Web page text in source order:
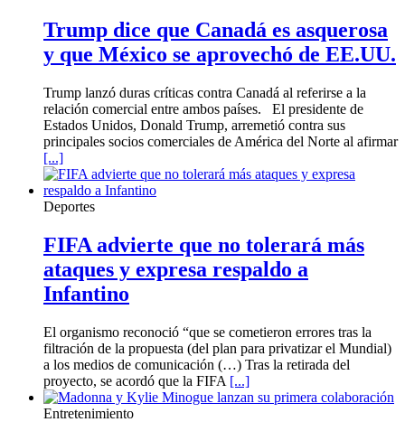
Trump dice que Canadá es asquerosa
y que México se aprovechó de EE.UU.
Trump lanzó duras críticas contra Canadá al referirse a la
relación comercial entre ambos países. El presidente de
Estados Unidos, Donald Trump, arremetió contra sus
principales socios comerciales de América del Norte al afirmar
[...]
Deportes
FIFA advierte que no tolerará más
ataques y expresa respaldo a
Infantino
El organismo reconoció “que se cometieron errores tras la
filtración de la propuesta (del plan para privatizar el Mundial)
a los medios de comunicación (…) Tras la retirada del
proyecto, se acordó que la FIFA [...]
Entretenimiento